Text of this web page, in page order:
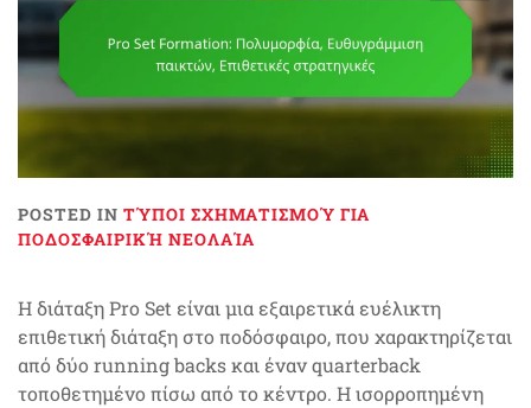
POSTED IN ΤΎΠΟΙ ΣΧΗΜΑΤΙΣΜΟΎ ΓΙΑ
ΠΟΔΟΣΦΑΙΡΙΚΉ ΝΕΟΛΑΊΑ
Η διάταξη Pro Set είναι μια εξαιρετικά ευέλικτη
επιθετική διάταξη στο ποδόσφαιρο, που χαρακτηρίζεται
από δύο running backs και έναν quarterback
τοποθετημένο πίσω από το κέντρο. Η ισορροπημένη